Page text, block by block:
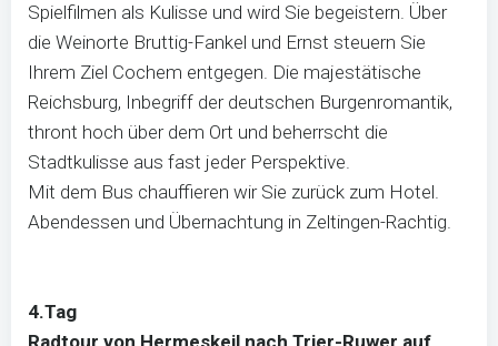
Spielfilmen als Kulisse und wird Sie begeistern. Über
die Weinorte Bruttig-Fankel und Ernst steuern Sie
Ihrem Ziel Cochem entgegen. Die majestätische
Reichsburg, Inbegriff der deutschen Burgenromantik,
thront hoch über dem Ort und beherrscht die
Stadtkulisse aus fast jeder Perspektive.
Mit dem Bus chauffieren wir Sie zurück zum Hotel.
Abendessen und Übernachtung in Zeltingen-Rachtig.
4.Tag
Radtour von Hermeskeil nach Trier-Ruwer auf